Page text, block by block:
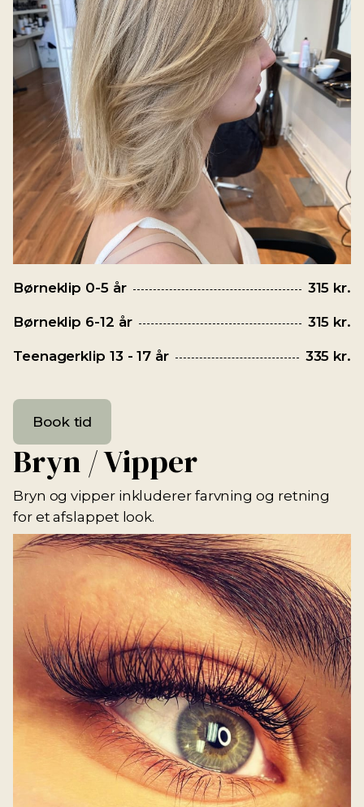
Børneklip 0-5 år 315 kr.
Børneklip 6-12 år 315 kr.
Teenagerklip 13 - 17 år 335 kr.
Book tid
Bryn / Vipper
Bryn og vipper inkluderer farvning og retning
for et afslappet look.